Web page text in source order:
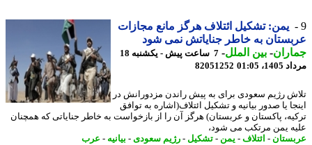
یمن: تشکیل ائتلاف هرگز مانع مجازات
به خاطر جنایاتش نمی شود
- بین الملل-
7 ساعت پیش - یکشنبه 18
01:05
82051252
رژیم سعودی برای به پیش راندن مزدورانش در
یا صدور بیانیه و تشکیل ائتلاف(اشاره به توافق
پاکستان و عربستان) هرگز آن را از بازخواست به خاطر جنایاتی که همچنان
یمن مرتکب می شود،
-ائتلاف-یمن -تشکیل-رژیم سعودی-بیانیه-عرب